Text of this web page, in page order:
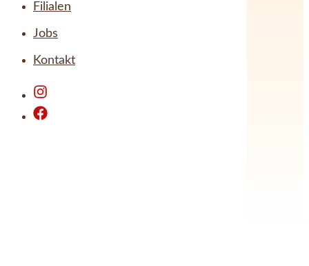
Filialen
Jobs
Kontakt